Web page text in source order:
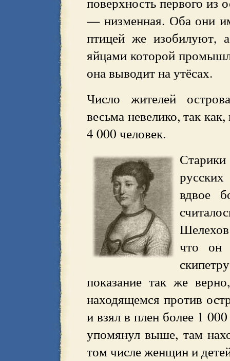
— низменная. Оба они
птицей же изобилуют,
яйцами которой
она выводит на утёсах.
Число жителей
весьма невелико, так
4 000 человек.
вдвое
Шелехов
что он
показание так же
находящемся против
и взял в плен более 1
упомянул выше, там
том числе женщин и